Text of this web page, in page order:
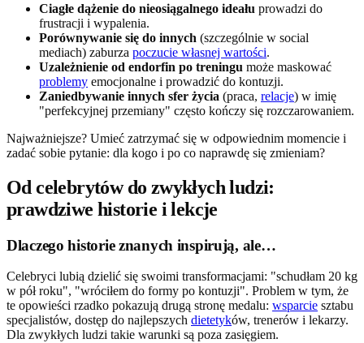
Ciagłe dążenie do nieosiągalnego ideału prowadzi do
frustracji i wypalenia.
Porównywanie się do innych (szczególnie w social
mediach) zaburza poczucie własnej wartości.
Uzależnienie od endorfin po treningu może maskować
problemy emocjonalne i prowadzić do kontuzji.
Zaniedbywanie innych sfer życia (praca, relacje) w imię
"perfekcyjnej przemiany" często kończy się rozczarowaniem.
Najważniejsze? Umieć zatrzymać się w odpowiednim momencie i
zadać sobie pytanie: dla kogo i po co naprawdę się zmieniam?
Od celebrytów do zwykłych ludzi:
prawdziwe historie i lekcje
Dlaczego historie znanych inspirują, ale…
Celebryci lubią dzielić się swoimi transformacjami: "schudłam 20 kg
w pół roku", "wróciłem do formy po kontuzji". Problem w tym, że
te opowieści rzadko pokazują drugą stronę medalu: wsparcie sztabu
specjalistów, dostęp do najlepszych dietetyków, trenerów i lekarzy.
Dla zwykłych ludzi takie warunki są poza zasięgiem.